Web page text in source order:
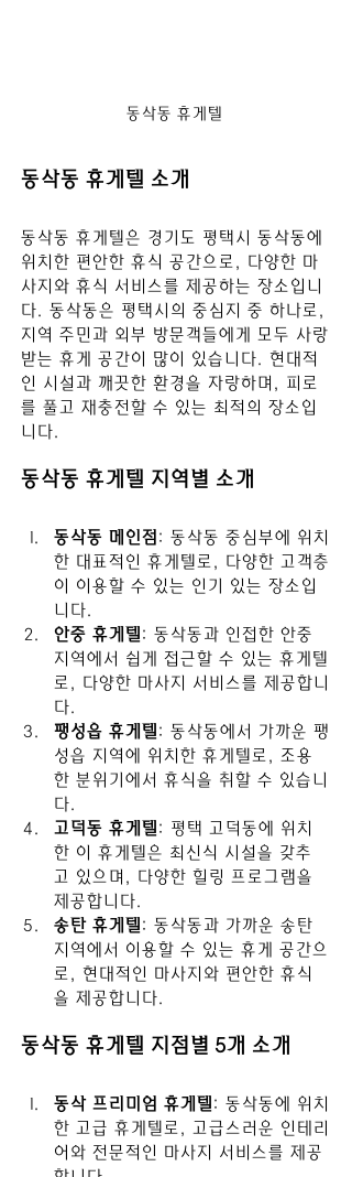
동삭동 휴게텔
동삭동 휴게텔 소개
동삭동 휴게텔은 경기도 평택시 동삭동에
위치한 편안한 휴식 공간으로, 다양한 마
사지와 휴식 서비스를 제공하는 장소입니
다. 동삭동은 평택시의 중심지 중 하나로,
지역 주민과 외부 방문객들에게 모두 사랑
받는 휴게 공간이 많이 있습니다. 현대적
인 시설과 깨끗한 환경을 자랑하며, 피로
를 풀고 재충전할 수 있는 최적의 장소입
니다.
동삭동 휴게텔 지역별 소개
동삭동 메인점 : 동삭동 중심부에 위치
한 대표적인 휴게텔로, 다양한 고객층
이 이용할 수 있는 인기 있는 장소입
니다.
안중 휴게텔 : 동삭동과 인접한 안중
지역에서 쉽게 접근할 수 있는 휴게텔
로, 다양한 마사지 서비스를 제공합니
다.
팽성읍 휴게텔 : 동삭동에서 가까운 팽
성읍 지역에 위치한 휴게텔로, 조용
한 분위기에서 휴식을 취할 수 있습니
다.
고덕동 휴게텔 : 평택 고덕동에 위치
한 이 휴게텔은 최신식 시설을 갖추
고 있으며, 다양한 힐링 프로그램을
제공합니다.
송탄 휴게텔 : 동삭동과 가까운 송탄
지역에서 이용할 수 있는 휴게 공간으
로, 현대적인 마사지와 편안한 휴식
을 제공합니다.
동삭동 휴게텔 지점별 5개 소개
동삭 프리미엄 휴게텔 : 동삭동에 위치
한 고급 휴게텔로, 고급스러운 인테리
어와 전문적인 마사지 서비스를 제공